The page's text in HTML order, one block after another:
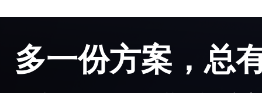
多一份方案，总